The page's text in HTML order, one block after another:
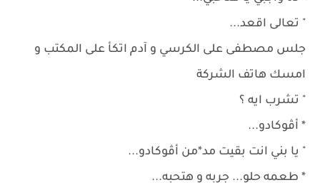
" تعالى اقعد...
جلس مصطفى على الكرسي و آدم اتكأ على المكتب و
امسك هاتف الشركة
" تشرب ايه ؟
* أڤوكادو...
" يا بني انت بقيت مد*من أڤوكادو...
* طعمه حلو... جربه و هتحبه...